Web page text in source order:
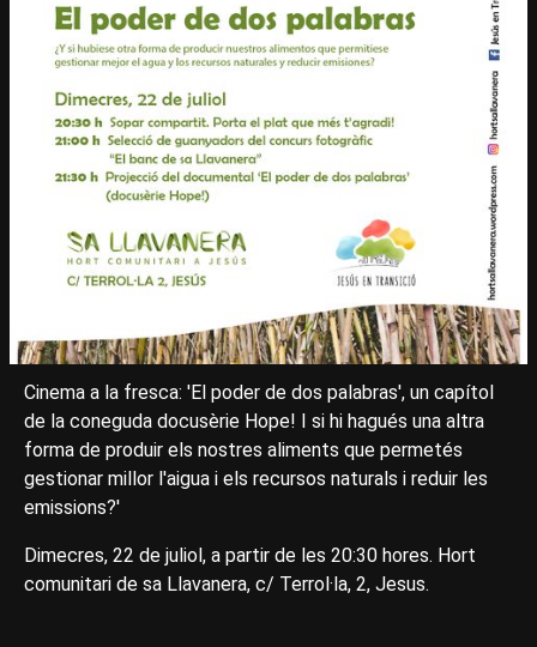
Cinema a la fresca: 'El poder de dos palabras', un capítol
de la coneguda docusèrie Hope! I si hi hagués una altra
forma de produir els nostres aliments que permetés
gestionar millor l'aigua i els recursos naturals i reduir les
emissions?'
Dimecres, 22 de juliol, a partir de les 20:30 hores. Hort
comunitari de sa Llavanera, c/ Terrol·la, 2, Jesus.